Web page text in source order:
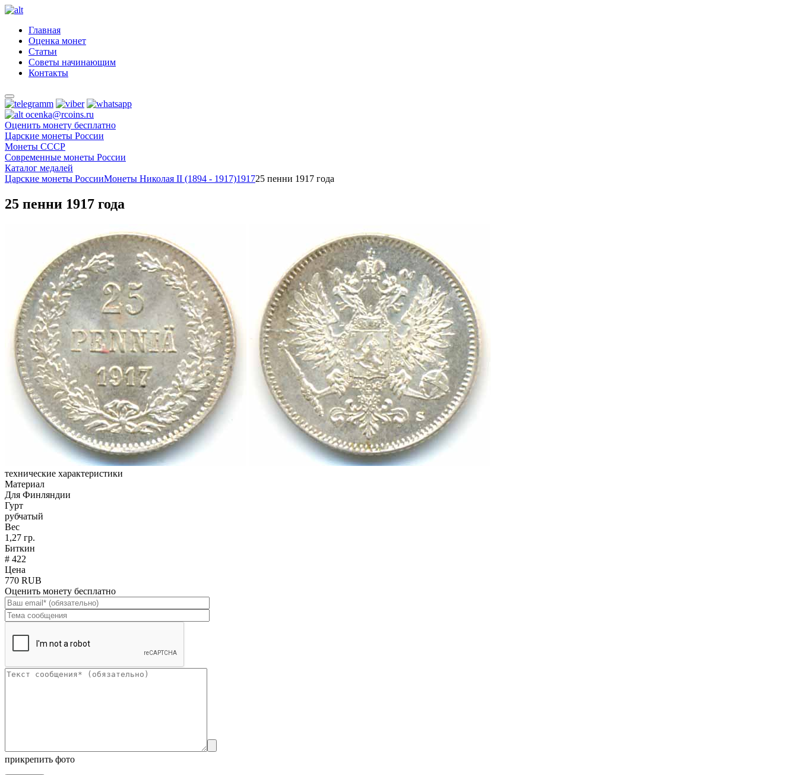
Главная
Оценка монет
Статьи
Советы начинающим
Контакты
ocenka@rcoins.ru
Оценить монету бесплатно
Царские монеты России
Монеты СССР
Современные монеты России
Каталог медалей
Царские монеты РоссииМонеты Николая II (1894 - 1917)191725 пенни 1917 года
25 пенни 1917 года
технические характеристики
Материал
Для Финляндии
Гурт
рубчатый
Вес
1,27 гр.
Биткин
# 422
Цена
770 RUB
Оценить монету бесплатно
прикрепить фото